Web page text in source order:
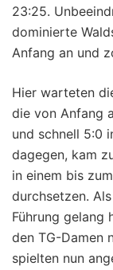
23:25.
dominierte
Anfang an und
Hier warteten
die von Anfang
und schnell 5:0
dagegen, kam
in einem bis
durchsetzen.
Führung gelang
den TG-Damen
spielten nun